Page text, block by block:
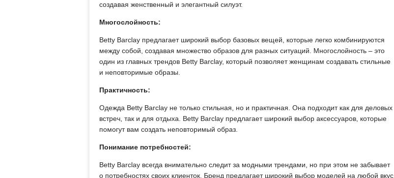
создавая женственный и элегантный силуэт.
Многослойность:
Betty Barclay предлагает широкий выбор базовых вещей, которые легко комбинируются
между собой, создавая множество образов для разных ситуаций. Многослойность – это
один из главных трендов Betty Barclay, который позволяет женщинам создавать стильные
и неповторимые образы.
Практичность:
Одежда Betty Barclay не только стильная, но и практичная. Она подходит как для деловых
встреч, так и для отдыха. Betty Barclay предлагает широкий выбор аксессуаров, которые
помогут вам создать неповторимый образ.
Понимание потребностей:
Betty Barclay всегда внимательно следит за модными трендами, но при этом не забывает
о потребностях своих клиенток. Бренд предлагает широкий выбор моделей на любой вкус